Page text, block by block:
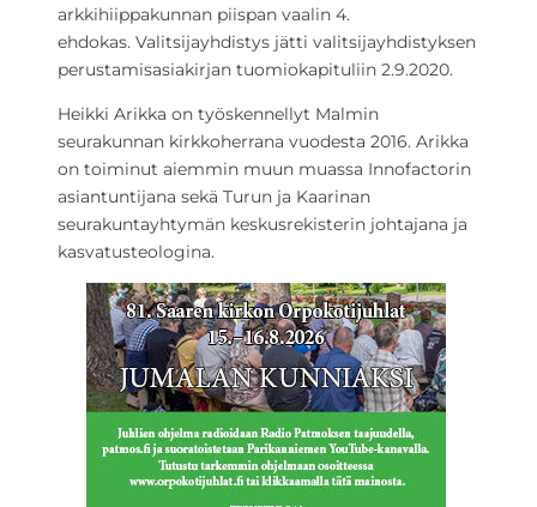
arkkihiippakunnan piispan vaalin 4.
ehdokas. Valitsijayhdistys jätti valitsijayhdistyksen
perustamisasiakirjan tuomiokapituliin 2.9.2020.
Heikki Arikka on työskennellyt Malmin
seurakunnan kirkkoherrana vuodesta 2016. Arikka
on toiminut aiemmin muun muassa Innofactorin
asiantuntijana sekä Turun ja Kaarinan
seurakuntayhtymän keskusrekisterin johtajana ja
kasvatusteologina.